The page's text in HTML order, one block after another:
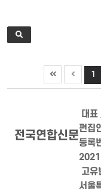
1
전국연합신문
대
편집
등록
고
서울